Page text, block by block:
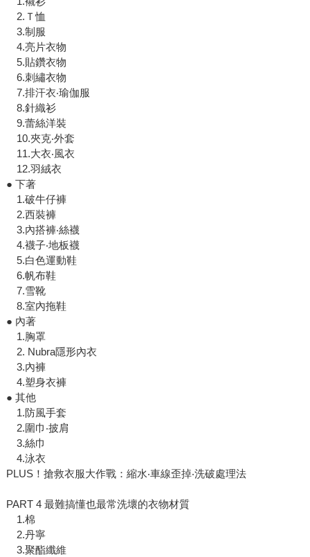
2.Ｔ恤
3.制服
4.亮片衣物
5.貼鑽衣物
6.刺繡衣物
7.排汗衣‧瑜伽服
8.針織衫
9.蕾絲洋裝
10.夾克‧外套
11.大衣‧風衣
12.羽絨衣
● 下著
1.破牛仔褲
2.西裝褲
3.內搭褲‧絲襪
4.襪子‧地板襪
5.白色運動鞋
6.帆布鞋
7.雪靴
8.室內拖鞋
● 內著
1.胸罩
2. Nubra隱形內衣
3.內褲
4.塑身衣褲
● 其他
1.防風手套
2.圍巾‧披肩
3.絲巾
4.泳衣
PLUS！搶救衣服大作戰：縮水‧車線歪掉‧洗破處理法
PART 4 最難搞懂也最常洗壞的衣物材質
1.棉
2.丹寧
3.聚酯纖維